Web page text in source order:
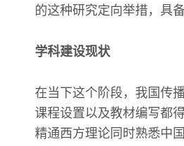
的这种研究定向举措，具
学科建设现状
在当下这个阶段，我国传
课程设置以及教材编写都
精通西方理论同时熟悉中